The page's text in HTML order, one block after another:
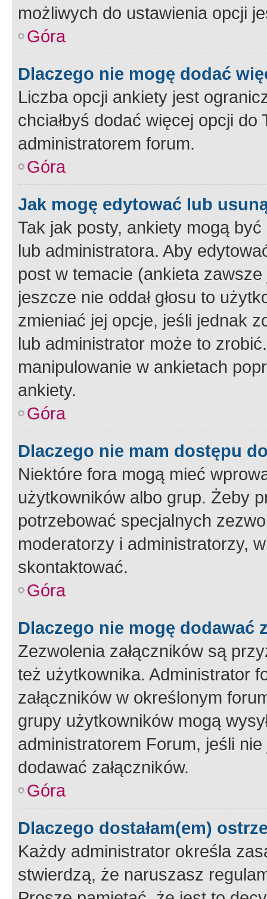
możliwych do ustawienia opcji
Góra
Dlaczego nie mogę dodać
Liczba opcji ankiety jest
chciałbyś dodać więcej opcji
administratorem forum.
Góra
Jak mogę edytować lub
Tak jak posty, ankiety mogą
lub administratora. Aby
post w temacie (ankieta
jeszcze nie oddał głosu to
zmieniać jej opcje, jeśli jednak
lub administrator może to
manipulowanie w ankietach
ankiety.
Góra
Dlaczego nie mam dostępu
Niektóre fora mogą mieć
użytkowników albo grup. Żeby
potrzebować specjalnych
moderatorzy i administratorzy,
skontaktować.
Góra
Dlaczego nie mogę dodawać
Zezwolenia załączników są
też użytkownika. Administrator
załączników w określonym
grupy użytkowników mogą
administratorem Forum, jeśli
dodawać załączników.
Góra
Dlaczego dostałam(em)
Każdy administrator określa
stwierdzą, że naruszasz